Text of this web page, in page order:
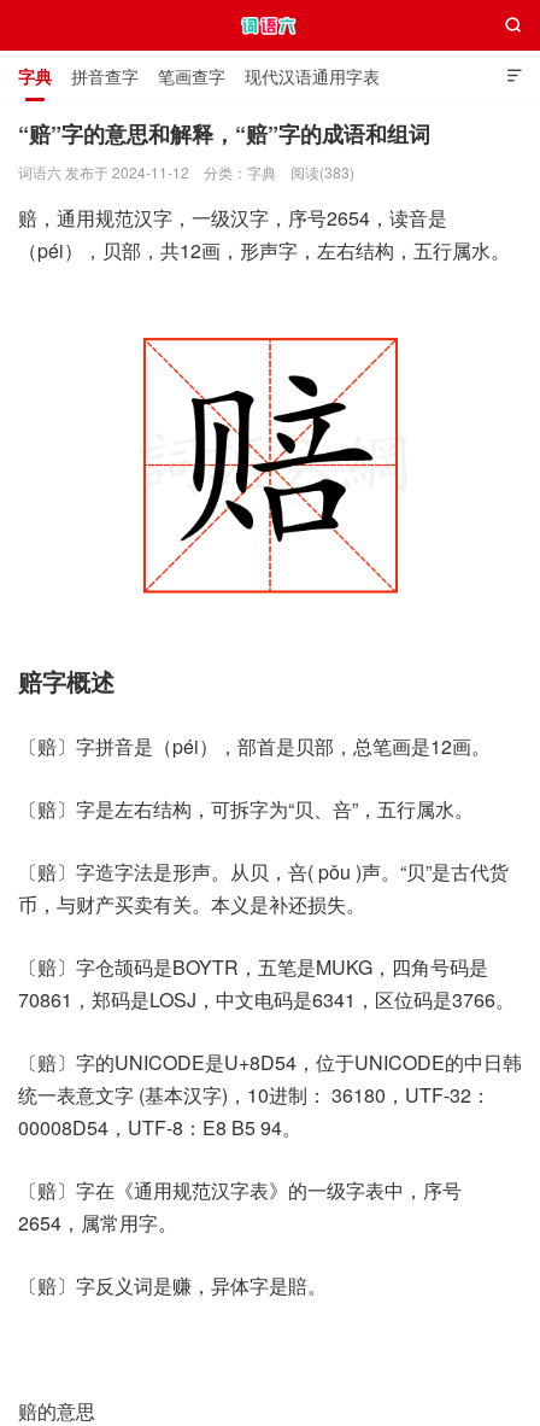

字典 拼音查字 笔画查字 现代汉语通用字表
通用规范汉字表 叠字大全 独体字大全 极简英语词典

“赔”字的意思和解释，“赔”字的成语和组词
词语六 发布于 2024-11-12 分类： 字典 阅读(383)
赔，通用规范汉字，一级汉字，序号2654，读音是
（péi），贝部，共12画，形声字，左右结构，五行属水。
赔字概述
〔赔〕字拼音是（péi），部首是贝部，总笔画是12画。
〔赔〕字是左右结构，可拆字为“贝、咅”，五行属水。
〔赔〕字造字法是形声。从贝，咅( pǒu )声。“贝”是古代货
币，与财产买卖有关。本义是补还损失。
〔赔〕字仓颉码是BOYTR，五笔是MUKG，四角号码是
70861，郑码是LOSJ，中文电码是6341，区位码是3766。
〔赔〕字的UNICODE是U+8D54，位于UNICODE的中日韩
统一表意文字 (基本汉字)，10进制： 36180，UTF-32：
00008D54，UTF-8：E8 B5 94。
〔赔〕字在《通用规范汉字表》的一级字表中，序号
2654，属常用字。
〔赔〕字反义词是赚，异体字是賠。
赔的意思